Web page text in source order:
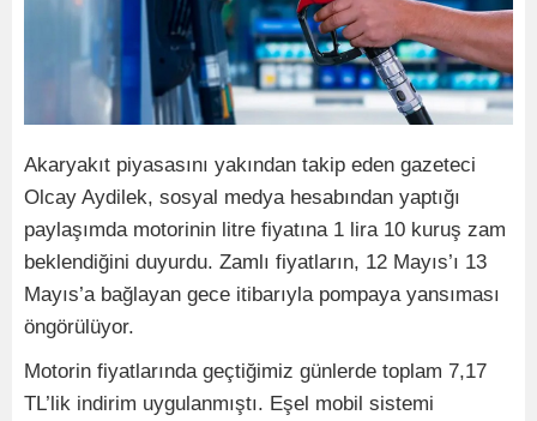
Akaryakıt piyasasını yakından takip eden gazeteci
Olcay Aydilek, sosyal medya hesabından yaptığı
paylaşımda motorinin litre fiyatına 1 lira 10 kuruş zam
beklendiğini duyurdu. Zamlı fiyatların, 12 Mayıs’ı 13
Mayıs’a bağlayan gece itibarıyla pompaya yansıması
öngörülüyor.
Motorin fiyatlarında geçtiğimiz günlerde toplam 7,17
TL’lik indirim uygulanmıştı. Eşel mobil sistemi